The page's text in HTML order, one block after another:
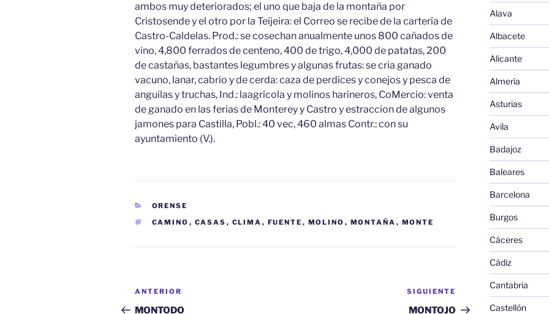
ambos muy deteriorados; el uno que baja de la montaña por
Cristosende y el otro por la Teijeira: el Correo se recibe de la cartería de
Castro-Caldelas. Prod.: se cosechan anualmente unos 800 cañados de
vino, 4,800 ferrados de centeno, 400 de trigo, 4,000 de patatas, 200
de castañas, bastantes legumbres y algunas frutas: se cria ganado
vacuno, lanar, cabrio y de cerda: caza de perdices y conejos y pesca de
anguilas y truchas, Ind.: laagrícola y molinos harineros, CoMercio: venta
de ganado en las ferias de Monterey y Castro y estraccion de algunos
jamones para Castilla, Pobl.: 40 vec, 460 almas Contr.: con su
ayuntamiento (V.).
CATEGORÍAS
ORENSE
ETIQUETAS
CAMINO , CASAS , CLIMA , FUENTE , MOLINO , MONTAÑA , MONTE
Navegación
de
Entrada
anterior:
ANTERIOR
MONTODO
entrada
SIGUIENTE
MONTOJO
Alava
Albacete
Alicante
Almería
Asturias
Avila
Badajoz
Baleares
Barcelona
Burgos
Cáceres
Cádiz
Cantabria
Castellón